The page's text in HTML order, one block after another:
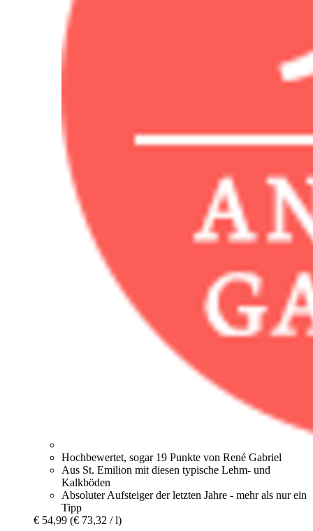
Hochbewertet, sogar 19 Punkte von René Gabriel
Aus St. Emilion mit diesen typische Lehm- und
Kalkböden
Absoluter Aufsteiger der letzten Jahre - mehr als nur ein
Tipp
€ 54,99 (€ 73,32 / l)